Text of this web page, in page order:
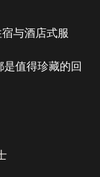
与酒店式服
值得珍藏的回